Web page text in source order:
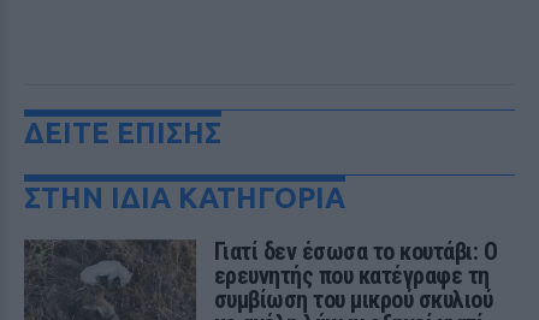
ΔΕΙΤΕ ΕΠΙΣΗΣ
ΣΤΗΝ ΙΔΙΑ ΚΑΤΗΓΟΡΙΑ
Γιατί δεν έσωσα το κουτάβι: Ο
ερευνητής που κατέγραφε τη
συμβίωση του μικρού σκυλιού